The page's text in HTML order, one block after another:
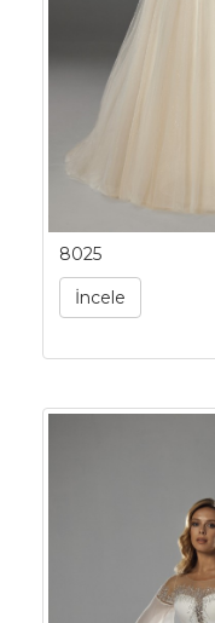
8025
İncele